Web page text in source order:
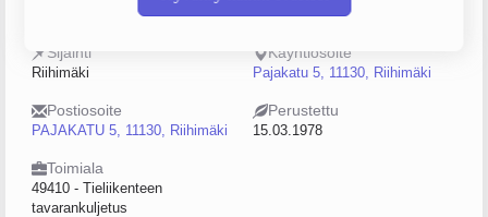
10–19
Sijainti
Riihimäki
Käyntiosoite
Pajakatu 5, 11130, Riihimäki
Postiosoite
PAJAKATU 5, 11130, Riihimäki
Perustettu
15.03.1978
Toimiala
49410 - Tieliikenteen
tavarankuljetus